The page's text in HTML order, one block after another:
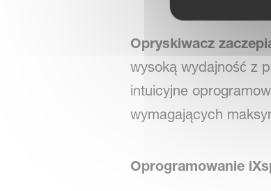
Opryskiwacz
wysoką wydajność z
intuicyjne
wymagających
Oprogramowanie